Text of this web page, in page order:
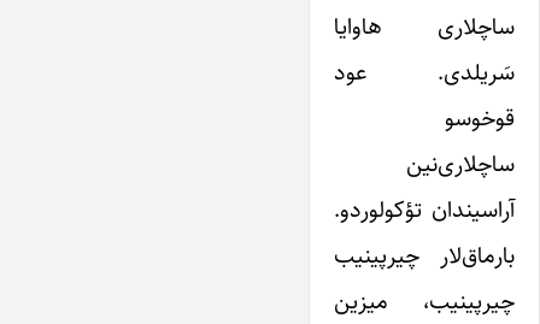
ساچلاری هاوایا
سَریلدی. عود
قوخوسو
ساچلاری‌نین
آراسیندان تؤکولوردو.
بارماق‌لار چیرپینیب
چیرپینیب، میزین